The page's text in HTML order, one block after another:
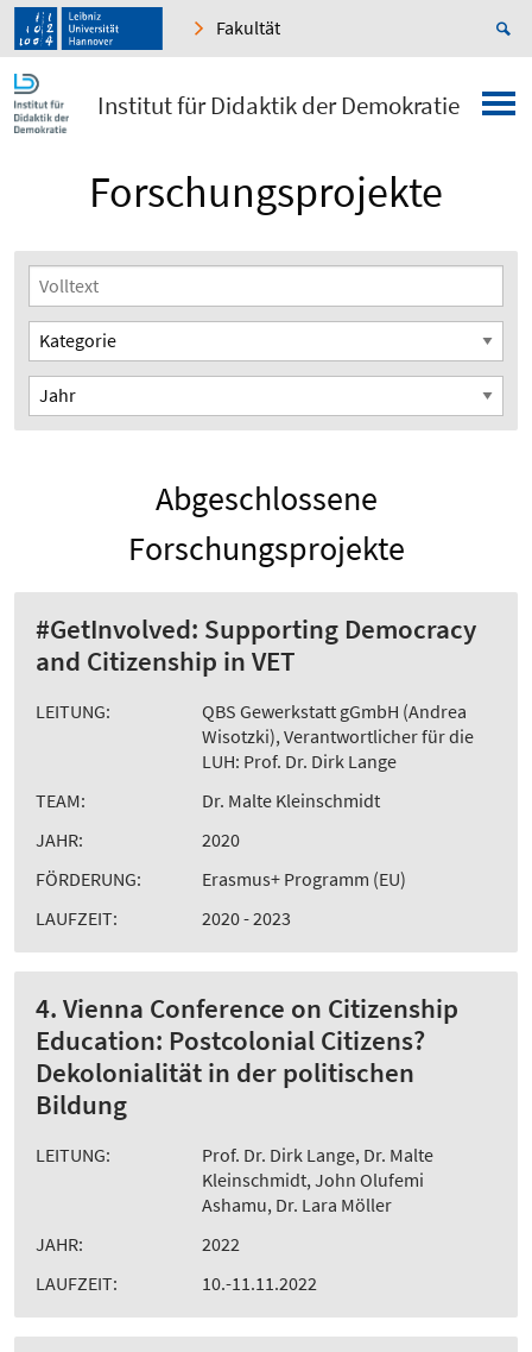
Fakultät
Institut für Didaktik der Demokratie
Forschungsprojekte
Abgeschlossene
Forschungsprojekte
#GetInvolved: Supporting Democracy
and Citizenship in VET
LEITUNG:
QBS Gewerkstatt gGmbH (Andrea
Wisotzki), Verantwortlicher für die
LUH: Prof. Dr. Dirk Lange
TEAM:
Dr. Malte Kleinschmidt
JAHR:
2020
FÖRDERUNG:
Erasmus+ Programm (EU)
LAUFZEIT:
2020 - 2023
4. Vienna Conference on Citizenship
Education: Postcolonial Citizens?
Dekolonialität in der politischen
Bildung
LEITUNG:
Prof. Dr. Dirk Lange, Dr. Malte
Kleinschmidt, John Olufemi
Ashamu, Dr. Lara Möller
JAHR:
2022
LAUFZEIT:
10.-11.11.2022